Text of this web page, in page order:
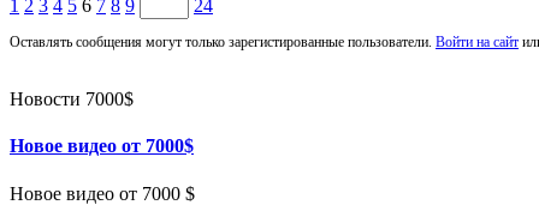
1 2 3 4 5 6 7 8 9 24
Оставлять сообщения могут только зарегистированные пользователи. Войти на сайт
Новости 7000$
Новое видео от 7000$
Новое видео от 7000 $